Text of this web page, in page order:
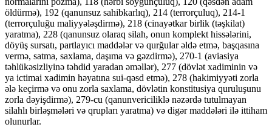
öldürmə), 192 (qanunsuz sahibkarlıq), 214 (terrorçuluq), 214-1
(terrorçuluğu maliyyələşdirmə), 218 (cinayətkar birlik (təşkilat)
yaratma), 228 (qanunsuz olaraq silah, onun komplekt hissələrini,
döyüş sursatı, partlayıcı maddələr və qurğular əldə etmə, başqasına
vermə, satma, saxlama, daşıma və gəzdirmə), 270-1 (aviasiya
təhlükəsizliyinə təhdid yaradan əməllər), 277 (dövlət xadiminin və
ya ictimai xadimin həyatına sui-qəsd etmə), 278 (hakimiyyəti zorla
ələ keçirmə və onu zorla saxlama, dövlətin konstitusiya quruluşunu
zorla dəyişdirmə), 279-cu (qanunvericiliklə nəzərdə tutulmayan
silahlı birləşmələri və qrupları yaratma) və digər maddələri ilə ittiham
olunurlar.